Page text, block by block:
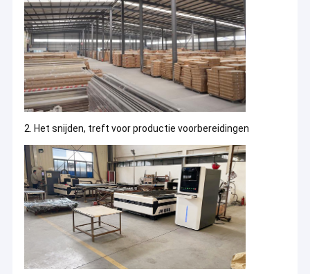
2. Het snijden, treft voor productie voorbereidingen